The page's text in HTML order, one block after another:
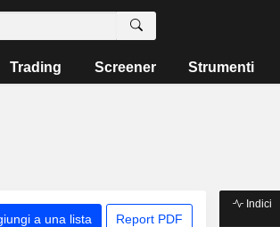
Trading Screener Strumenti
a una lista Report PDF
Indici